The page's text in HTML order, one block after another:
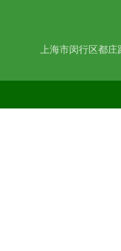
上海市闵行区都